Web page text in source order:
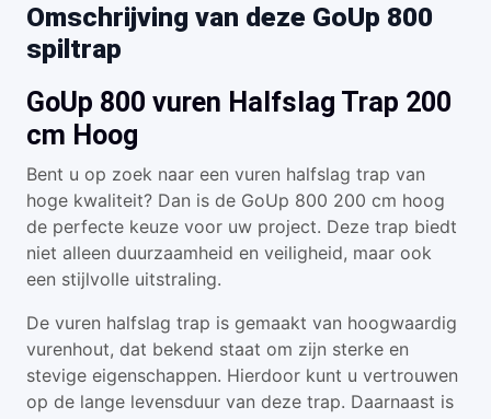
Omschrijving van deze GoUp 800
spiltrap
GoUp 800 vuren Halfslag Trap 200
cm Hoog
Bent u op zoek naar een vuren halfslag trap van
hoge kwaliteit? Dan is de GoUp 800 200 cm hoog
de perfecte keuze voor uw project. Deze trap biedt
niet alleen duurzaamheid en veiligheid, maar ook
een stijlvolle uitstraling.
De vuren halfslag trap is gemaakt van hoogwaardig
vurenhout, dat bekend staat om zijn sterke en
stevige eigenschappen. Hierdoor kunt u vertrouwen
op de lange levensduur van deze trap. Daarnaast is